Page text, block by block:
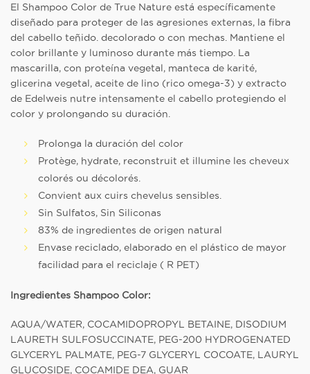
El Shampoo Color de True Nature está específicamente
diseñado para proteger de las agresiones externas, la fibra
del cabello teñido. decolorado o con mechas. Mantiene el
color brillante y luminoso durante más tiempo. La
mascarilla, con proteína vegetal, manteca de karité,
glicerina vegetal, aceite de lino (rico omega-3) y extracto
de Edelweis nutre intensamente el cabello protegiendo el
color y prolongando su duración.
Prolonga la duración del color
Protège, hydrate, reconstruit et illumine les cheveux
colorés ou décolorés.
Convient aux cuirs chevelus sensibles.
Sin Sulfatos, Sin Siliconas
83% de ingredientes de origen natural
Envase reciclado, elaborado en el plástico de mayor
facilidad para el reciclaje ( R PET)
Ingredientes Shampoo Color:
AQUA/WATER, COCAMIDOPROPYL BETAINE, DISODIUM
LAURETH SULFOSUCCINATE, PEG-200 HYDROGENATED
GLYCERYL PALMATE, PEG-7 GLYCERYL COCOATE, LAURYL
GLUCOSIDE, COCAMIDE DEA, GUAR